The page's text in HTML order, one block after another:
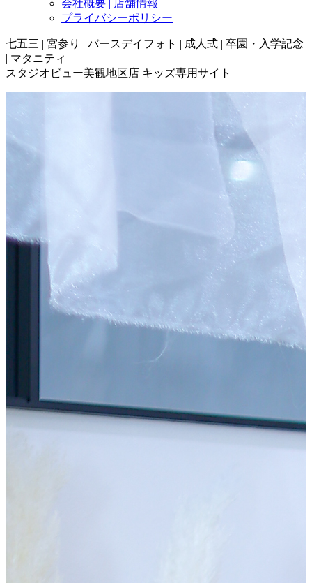
会社概要 | 店舗情報
プライバシーポリシー
七五三 | 宮参り | バースデイフォト | 成人式 | 卒園・入学記念
| マタニティ
スタジオビュー美観地区店 キッズ専用サイト